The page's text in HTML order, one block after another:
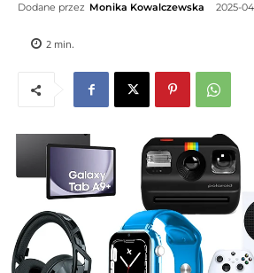
Dodane przez Monika Kowalczewska 2025-
2 min.